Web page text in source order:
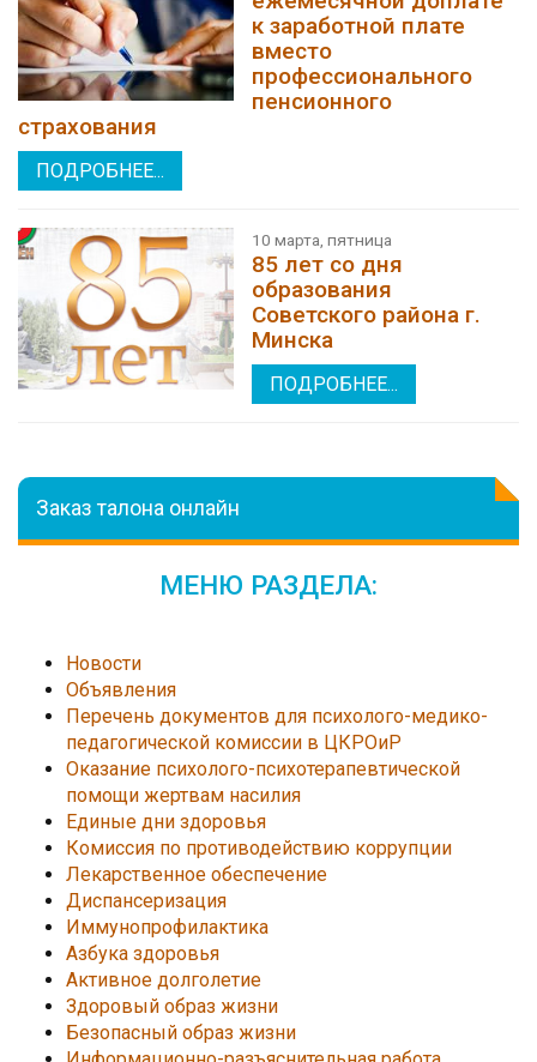
к заработной плате
вместо
профессионального
пенсионного
страхования
ПОДРОБНЕЕ...
10 марта, пятница
85 лет со дня
образования
Советского района г.
Минска
ПОДРОБНЕЕ...
Заказ талона онлайн
МЕНЮ РАЗДЕЛА:
Новости
Объявления
Перечень документов для психолого-медико-
педагогической комиссии в ЦКРОиР
Оказание психолого-психотерапевтической
помощи жертвам насилия
Единые дни здоровья
Комиссия по противодействию коррупции
Лекарственное обеспечение
Диспансеризация
Иммунопрофилактика
Азбука здоровья
Активное долголетие
Здоровый образ жизни
Безопасный образ жизни